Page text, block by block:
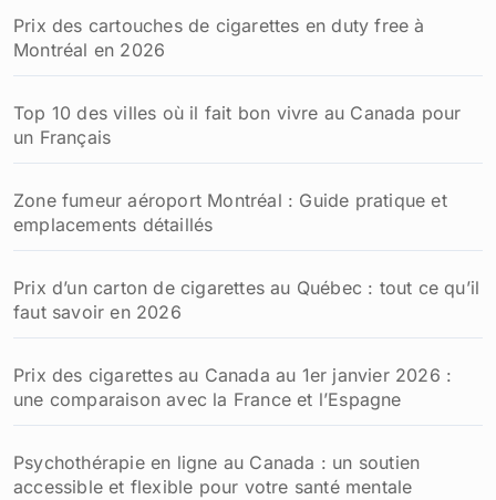
Prix des cartouches de cigarettes en duty free à
Montréal en 2026
Top 10 des villes où il fait bon vivre au Canada pour
un Français
Zone fumeur aéroport Montréal : Guide pratique et
emplacements détaillés
Prix d’un carton de cigarettes au Québec : tout ce qu’il
faut savoir en 2026
Prix des cigarettes au Canada au 1er janvier 2026 :
une comparaison avec la France et l’Espagne
Psychothérapie en ligne au Canada : un soutien
accessible et flexible pour votre santé mentale